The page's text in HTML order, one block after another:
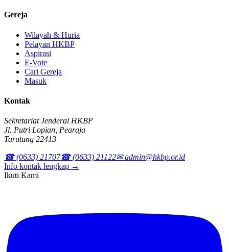
Gereja
Wilayah & Huria
Pelayan HKBP
Aspirasi
E-Vote
Cari Gereja
Masuk
Kontak
Sekretariat Jenderal HKBP
Jl. Putri Lopian, Pearaja
Tarutung 22413
☎ (0633) 21707☎ (0633) 21122✉ admin@hkbp.or.id
Info kontak lengkap →
Ikuti Kami